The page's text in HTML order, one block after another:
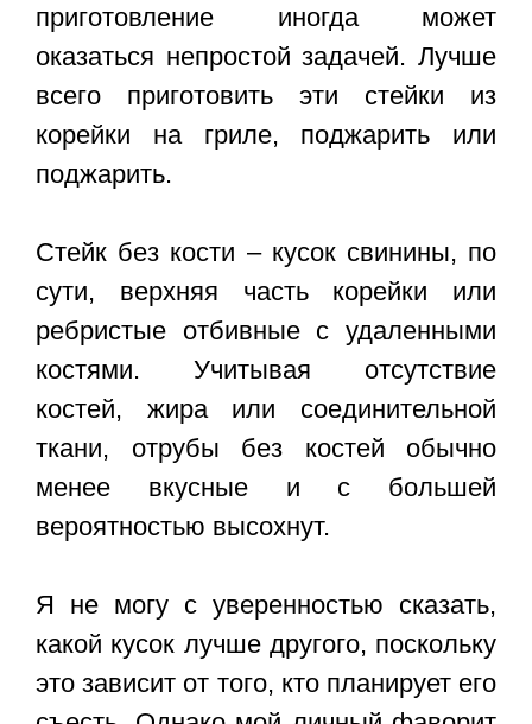
приготовление иногда может
оказаться непростой задачей. Лучше
всего приготовить эти стейки из
корейки на гриле, поджарить или
поджарить.
Стейк без кости – кусок свинины, по
сути, верхняя часть корейки или
ребристые отбивные с удаленными
костями. Учитывая отсутствие
костей, жира или соединительной
ткани, отрубы без костей обычно
менее вкусные и с большей
вероятностью высохнут.
Я не могу с уверенностью сказать,
какой кусок лучше другого, поскольку
это зависит от того, кто планирует его